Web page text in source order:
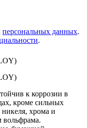
персональных данных.
.
к коррозии в
кроме сильных
хрома и
вольфрама.